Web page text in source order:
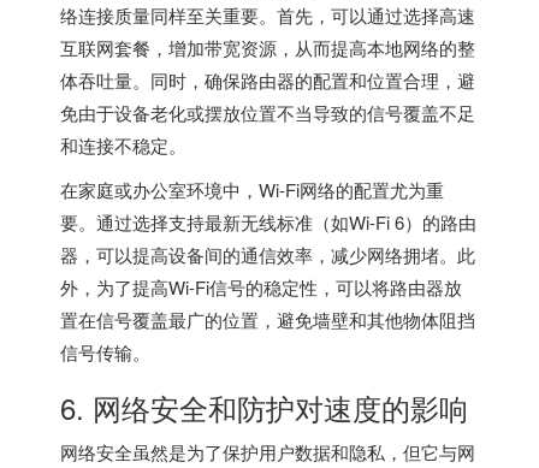
络连接质量同样至关重要。首先，可以通过选择高速
互联网套餐，增加带宽资源，从而提高本地网络的整
体吞吐量。同时，确保路由器的配置和位置合理，避
免由于设备老化或摆放位置不当导致的信号覆盖不足
和连接不稳定。
在家庭或办公室环境中，Wi-Fi网络的配置尤为重
要。通过选择支持最新无线标准（如Wi-Fi 6）的路由
器，可以提高设备间的通信效率，减少网络拥堵。此
外，为了提高Wi-Fi信号的稳定性，可以将路由器放
置在信号覆盖最广的位置，避免墙壁和其他物体阻挡
信号传输。
6. 网络安全和防护对速度的影响
网络安全虽然是为了保护用户数据和隐私，但它与网